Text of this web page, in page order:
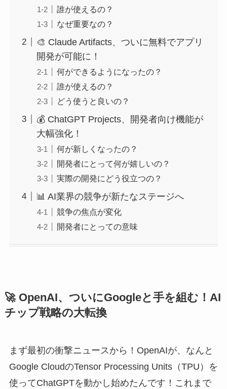
誰が使えるの？
なぜ重要なの？
🎨 Claude Artifacts、ついに無料でアプリ
開発が可能に！
何ができるようになったの？
誰が使えるの？
どう使うと良いの？
💰 ChatGPT Projects、開発者向け機能が
大幅強化！
何が新しくなったの？
開発者にとって何が嬉しいの？
実際の開発にどう役立つの？
📊 AI業界の競争が新たなステージへ
競争の焦点が変化
開発者にとっての意味
🚀 OpenAI、ついにGoogleと手を組む！AI
チップ戦略の大転換
まず最初の衝撃ニュースから！OpenAIが、なんと
Google CloudのTensor Processing Units（TPU）を
使ってChatGPTを動かし始めたんです！これまで